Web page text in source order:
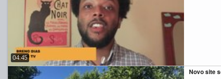
04:45
Novo site